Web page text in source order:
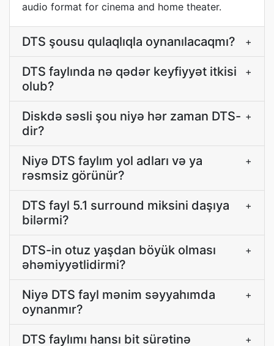
audio format for cinema and home theater.
DTS şousu qulaqlıqla oynanılacaqmı? +
DTS faylında nə qədər keyfiyyət itkisi
olub?
+
Diskdə səsli şou niyə hər zaman DTS-
dir?
+
Niyə DTS faylım yol adları və ya
rəsmsiz görünür?
+
DTS fayl 5.1 surround miksini daşıya
bilərmi?
+
DTS-in otuz yaşdan böyük olması
əhəmiyyətlidirmi?
+
Niyə DTS fayl mənim səyyahımda
oynanmır?
+
DTS faylımı hansı bit sürətinə
+